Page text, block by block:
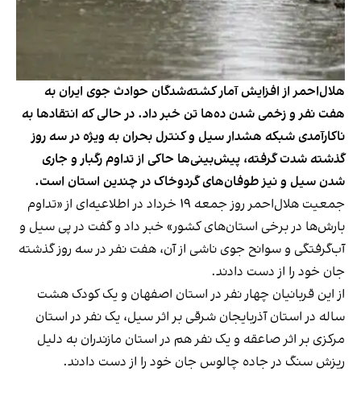
هلال‌احمر از افزایش آمار کشته‌شدگان حوادث جوی ایران به
هفت نفر و زخمی شدن ده‌ها تن خبر داد. در حالی که انتقادها به
ناکارآمدی شبکه هشدار سیل و کنترل بحران به ویژه در سه روز
گذشته شدت گرفته، پیش‌بینی‌ها حاکی از تداوم رگبار و جاری
شدن سیل و نیز طوفان‌های گردوخاک در چندین استان است.
جمعیت هلال‌احمر روز جمعه ١٩ خرداد در اطلاعیه‌ای از «تداوم
بارش‌ها در برخی استان‌های کشور» خبر داد و گفت در پی سیل و
آب‌گرفتگی و سوانح جوی ناشی از آن، هفت نفر در سه روز گذشته
جان خود را از دست دادند.
از این قربانیان چهار نفر در استان اصفهان و یک کودک هشت
ساله در استان آذربایجان‌ شرقی بر اثر سیل، یک نفر در استان
مرکزی بر اثر صاعقه و یک نفر هم در استان مازندران به دلیل
ریزش سنگ در جاده چالوس جان خود را از دست دادند.